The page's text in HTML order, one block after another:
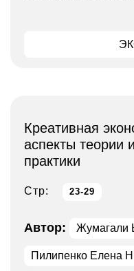
Креативная
аспекты теории
практики
Стр: 23-29
Автор: Жумагали
Пилипенко Елена